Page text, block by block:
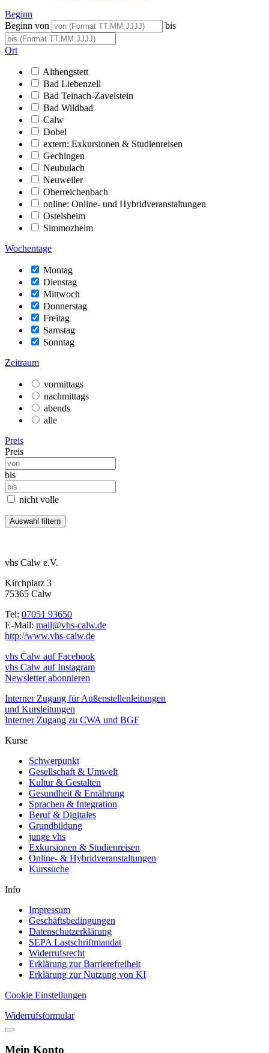
Beginn
Beginn von
bis
Ort
Althengstett
Bad Liebenzell
Bad Teinach-Zavelstein
Bad Wildbad
Calw
Dobel
extern: Exkursionen & Studienreisen
Gechingen
Neubulach
Neuweiler
Oberreichenbach
online: Online- und Hybridveranstaltungen
Ostelsheim
Simmozheim
Wochentage
Montag
Dienstag
Mittwoch
Donnerstag
Freitag
Samstag
Sonntag
Zeitraum
vormittags
nachmittags
abends
alle
Preis
Preis
bis
nicht volle
vhs Calw e.V.
Kirchplatz 3
75365 Calw
Tel: 07051 93650
E-Mail: mail@vhs-calw.de
http://www.vhs-calw.de
vhs Calw auf Facebook
vhs Calw auf Instagram
Newsletter abonnieren
Interner Zugang für Außenstellenleitungen
und Kursleitungen
Interner Zugang zu CWA und BGF
Kurse
Schwerpunkt
Gesellschaft & Umwelt
Kultur & Gestalten
Gesundheit & Ernährung
Sprachen & Integration
Beruf & Digitales
Grundbildung
junge vhs
Exkursionen & Studienreisen
Online- & Hybridveranstaltungen
Kurssuche
Info
Impressum
Geschäftsbedingungen
Datenschutzerklärung
SEPA Lastschriftmandat
Widerrufsrecht
Erklärung zur Barrierefreiheit
Erklärung zur Nutzung von KI
Cookie Einstellungen
Widerrufsformular
Mein Konto